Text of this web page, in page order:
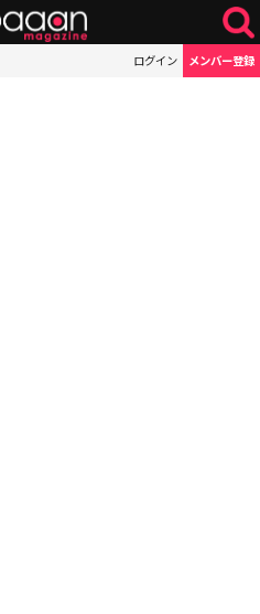
ログイン メンバー登録